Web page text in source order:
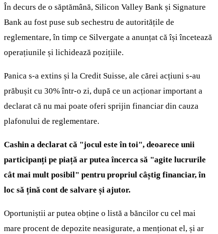
În decurs de o săptămână, Silicon Valley Bank și Signature
Bank au fost puse sub sechestru de autoritățile de
reglementare, în timp ce Silvergate a anunțat că își încetează
operațiunile și lichidează pozițiile.
Panica s-a extins și la Credit Suisse, ale cărei acțiuni s-au
prăbușit cu 30% într-o zi, după ce un acționar important a
declarat că nu mai poate oferi sprijin financiar din cauza
plafonului de reglementare.
Cashin a declarat că "jocul este în toi", deoarece unii
participanți pe piață ar putea încerca să "agite lucrurile
cât mai mult posibil" pentru propriul câștig financiar, în
loc să țină cont de salvare și ajutor.
Oportuniștii ar putea obține o listă a băncilor cu cel mai
mare procent de depozite neasigurate, a menționat el, și ar